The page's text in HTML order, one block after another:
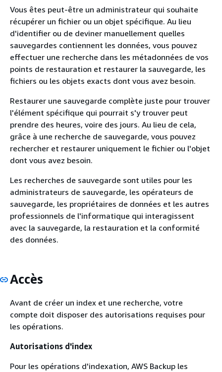
Vous êtes peut-être un administrateur qui souhaite
récupérer un fichier ou un objet spécifique. Au lieu
d'identifier ou de deviner manuellement quelles
sauvegardes contiennent les données, vous pouvez
effectuer une recherche dans les métadonnées de vos
points de restauration et restaurer la sauvegarde, les
fichiers ou les objets exacts dont vous avez besoin.
Restaurer une sauvegarde complète juste pour trouver
l'élément spécifique qui pourrait s'y trouver peut
prendre des heures, voire des jours. Au lieu de cela,
grâce à une recherche de sauvegarde, vous pouvez
rechercher et restaurer uniquement le fichier ou l'objet
dont vous avez besoin.
Les recherches de sauvegarde sont utiles pour les
administrateurs de sauvegarde, les opérateurs de
sauvegarde, les propriétaires de données et les autres
professionnels de l'informatique qui interagissent
avec la sauvegarde, la restauration et la conformité
des données.
Accès
Avant de créer un index et une recherche, votre
compte doit disposer des autorisations requises pour
les opérations.
Autorisations d'index
Pour les opérations d'indexation, AWS Backup les